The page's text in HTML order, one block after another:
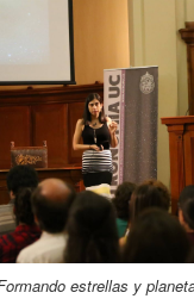
estrellas y